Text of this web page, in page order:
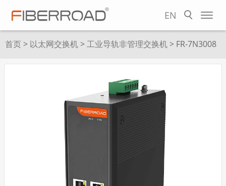
EN
首页> 以太网交换机>工业导轨非管理交换机> FR-7N3008